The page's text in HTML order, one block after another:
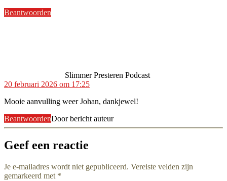
Beantwoorden
Slimmer Presteren Podcast
20 februari 2026 om 17:25
Mooie aanvulling weer Johan, dankjewel!
BeantwoordenDoor bericht auteur
Geef een reactie
Je e-mailadres wordt niet gepubliceerd. Vereiste velden zijn
gemarkeerd met *